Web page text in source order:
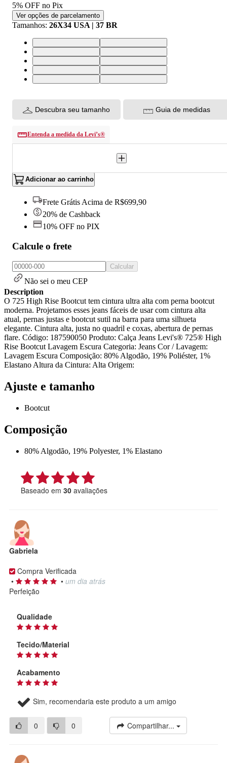
5% OFF no Pix
Ver opções de parcelamento
Tamanhos: 26X34 USA | 37 BR
26X34 USA | 37 BR25X34 USA | 36 BR
34X34 USA | 46 BR33X34 USA | 44 BR
28X34 USA | 39 BR30X34 USA | 41 BR
31X34 USA | 42 BR32X34 USA | 43 BR
29X34 USA | 40 BR27X34 USA | 38 BR
Descubra seu tamanho Guia de medidas
Entenda a medida da Levi’s®
Adicionar ao carrinho
Frete Grátis Acima de R$699,90
20% de Cashback
10% OFF no PIX
Calcule o frete
Calcular
Não sei o meu CEP
Description
O 725 High Rise Bootcut tem cintura ultra alta com perna bootcut
moderna. Projetamos esses jeans fáceis de usar com cintura alta
atual, pernas justas e bootcut sutil na barra para uma silhueta
elegante. Cintura alta, justa no quadril e coxas, abertura de pernas
flare. Código: 187590050 Produto: Calça Jeans Levi's® 725® High
Rise Bootcut Lavagem Escura Categoria: Jeans Cor / Lavagem:
Lavagem Escura Composição: 80% Algodão, 19% Poliéster, 1%
Elastano Altura da Cintura: Alta Origem:
Ajuste e tamanho
Bootcut
Composição
80% Algodão, 19% Polyester, 1% Elastano
Baseado em 30 avaliações
Gabriela
Compra Verificada
•
• um dia atrás
Perfeição
Qualidade
Tecido/Material
Acabamento
Sim, recomendaria este produto a um amigo
0 0 Compartilhar...